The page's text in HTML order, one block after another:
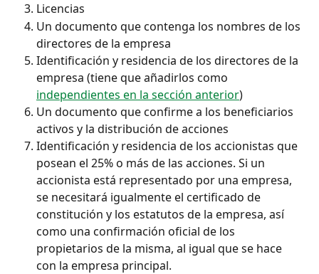
Licencias
Un documento que contenga los nombres de los
directores de la empresa
Identificación y residencia de los directores de la
empresa (tiene que añadirlos como
independientes en la sección anterior)
Un documento que confirme a los beneficiarios
activos y la distribución de acciones
Identificación y residencia de los accionistas que
posean el 25% o más de las acciones. Si un
accionista está representado por una empresa,
se necesitará igualmente el certificado de
constitución y los estatutos de la empresa, así
como una confirmación oficial de los
propietarios de la misma, al igual que se hace
con la empresa principal.